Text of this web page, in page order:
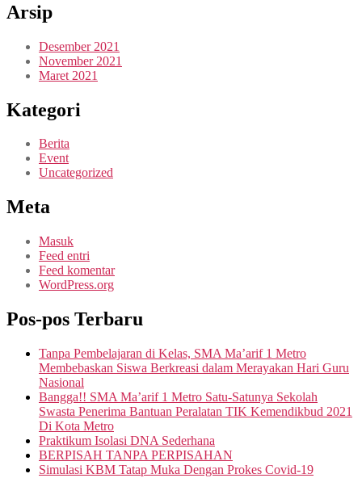
Arsip
Desember 2021
November 2021
Maret 2021
Kategori
Berita
Event
Uncategorized
Meta
Masuk
Feed entri
Feed komentar
WordPress.org
Pos-pos Terbaru
Tanpa Pembelajaran di Kelas, SMA Ma’arif 1 Metro
Membebaskan Siswa Berkreasi dalam Merayakan Hari Guru
Nasional
Bangga!! SMA Ma’arif 1 Metro Satu-Satunya Sekolah
Swasta Penerima Bantuan Peralatan TIK Kemendikbud 2021
Di Kota Metro
Praktikum Isolasi DNA Sederhana
BERPISAH TANPA PERPISAHAN
Simulasi KBM Tatap Muka Dengan Prokes Covid-19